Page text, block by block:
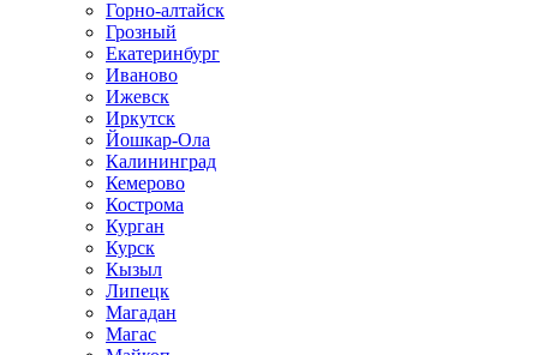
Горно-алтайск
Грозный
Екатеринбург
Иваново
Ижевск
Иркутск
Йошкар-Ола
Калининград
Кемерово
Кострома
Курган
Курск
Кызыл
Липецк
Магадан
Магас